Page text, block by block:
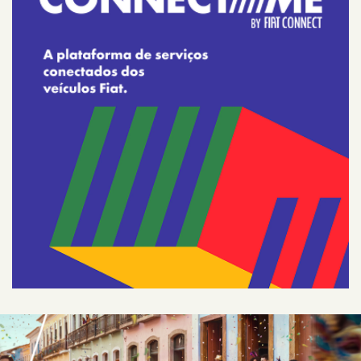
QUERO FALAR COM
UM CONSULTOR